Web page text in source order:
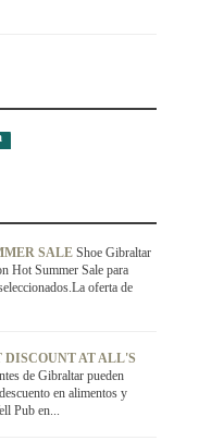
SALE Shoe Gibraltar
Hot Summer Sale para
oferta de
DISCOUNT AT ALL'S
de Gibraltar pueden
en alimentos y
Pub en...